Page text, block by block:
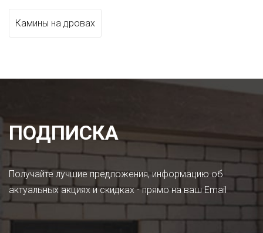
Камины на дровах
ПОДПИСКА
Получайте лучшие предложения, информацию об
актуальных акциях и скидках - прямо на ваш Email